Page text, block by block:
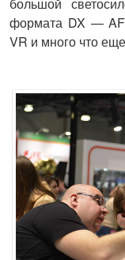
формата DX —AF
VR и много что